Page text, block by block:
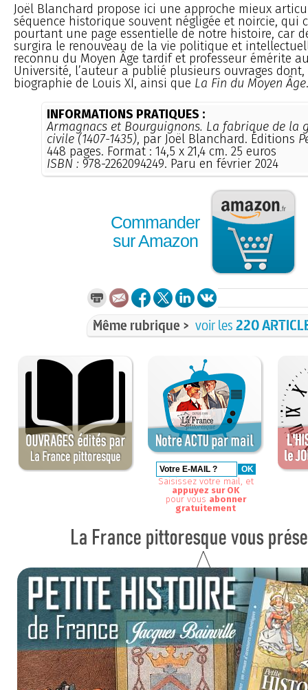
Joël Blanchard propose ici une approche mieux
séquence historique souvent négligée et noircie, qui
pourtant une page essentielle de notre histoire, car
surgira le renouveau de la vie politique et
reconnu du Moyen Âge tardif et professeur émérite
Université, l’auteur a publié plusieurs ouvrages
biographie de Louis XI, ainsi que La Fin du Moyen Âge.
INFORMATIONS PRATIQUES :
Armagnacs et Bourguignons. La fabrique de la
civile (1407-1435), par Joël Blanchard. Éditions
448 pages. Format : 14,5 x 21,4 cm. 25 euros
ISBN : 978-2262094249. Paru en février 2024
Commander
sur Amazon
Même rubrique > voir les220
Saisissez votre mail, et
appuyez sur OK
pour vous abonner
gratuitement